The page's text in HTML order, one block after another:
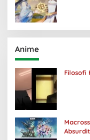
Anime
Filosofi